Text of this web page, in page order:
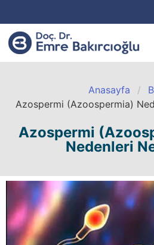
Anasayfa
Azospermi (Azoospermia)
Azospermi
Nedenleri